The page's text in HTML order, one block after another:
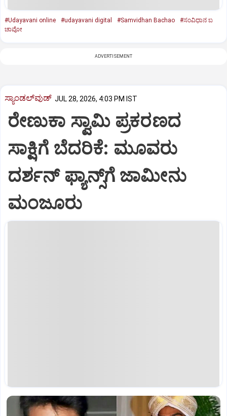
#Udayavani online #udayavani digital #Samvidhan Bachao
#ಸಂವಿಧಾನ ಬ
ಚಾವೋ
ADVERTISEMENT
ಸ್ಯಾಂಡಲ್‌ವುಡ್‌ JUL 28, 2026, 4:03 PM IST
ರೇಣುಕಾ ಸ್ವಾಮಿ ಪ್ರಕರಣದ
ಸಾಕ್ಷಿಗೆ ಬೆದರಿಕೆ: ಮೂವರು
ದರ್ಶನ್‌ ಫ್ಯಾನ್ಸ್‌ಗೆ ಜಾಮೀನು
ಮಂಜೂರು